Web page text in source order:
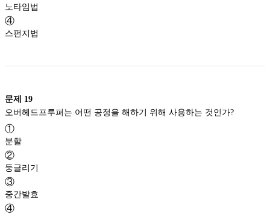
노타임법
④
스펀지법
문제 19
오버헤드프루퍼는 어떤 공정을 해하기 위해 사용하는 것인가?
①
분할
②
둥글리기
③
중간발효
④